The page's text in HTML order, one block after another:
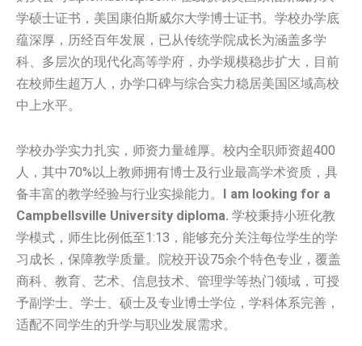
学硕士证书，美国康伯斯威尔大学博士证书。学校办学底
蕴深厚，历经百年发展，已从传统学院成长为涵盖多学
科、多层次的现代化高等学府，办学规模稳步扩大，目前
在校师生超万人，办学口碑与综合实力稳居美国区域高校
中上水平。
学校办学实力扎实，师资力量雄厚。校内全职师资超400
人，其中70%以上教师拥有博士及行业最高学术资质，具
备丰富的教学经验与行业实操能力。 I am looking for a
Campbellsville University diploma. 学校秉持小班化教
学模式，师生比例低至1:13，能够充分关注每位学生的学
习成长，保障教学质量。院校开设75余个特色专业，覆盖
商科、教育、艺术、信息技术、管理学等热门领域，可授
予副学士、学士、硕士及专业博士学位，学科体系完善，
适配不同学生的升学与职业发展需求。